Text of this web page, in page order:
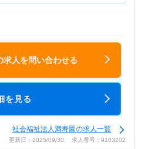
求人を問い合わせる
を見る
社会福祉法人満寿園の求人一覧
更新日：2025/09/30 求人番号：9103202